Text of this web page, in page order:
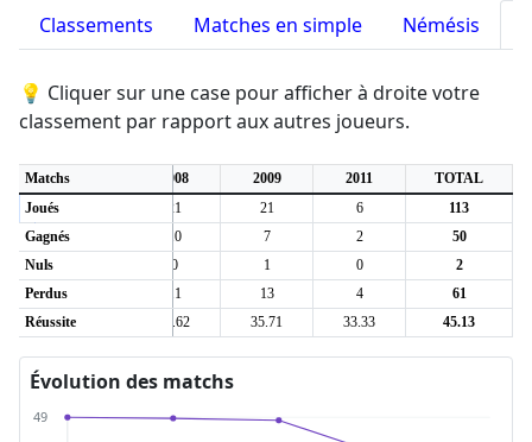
Classements Matches en simple Némésis
💡 Cliquer sur une case pour afficher à droite votre
classement par rapport aux autres joueurs.
Matchs2007 2008 2009 2011
TOTAL
Joués
21 21 6
113
Gagnés
10 7 2
50
Nuls
0 1 0
2
Perdus
11 13 4
61
Réussite48.28 47.62 35.71 33.33 45.13
Évolution des matchs
49